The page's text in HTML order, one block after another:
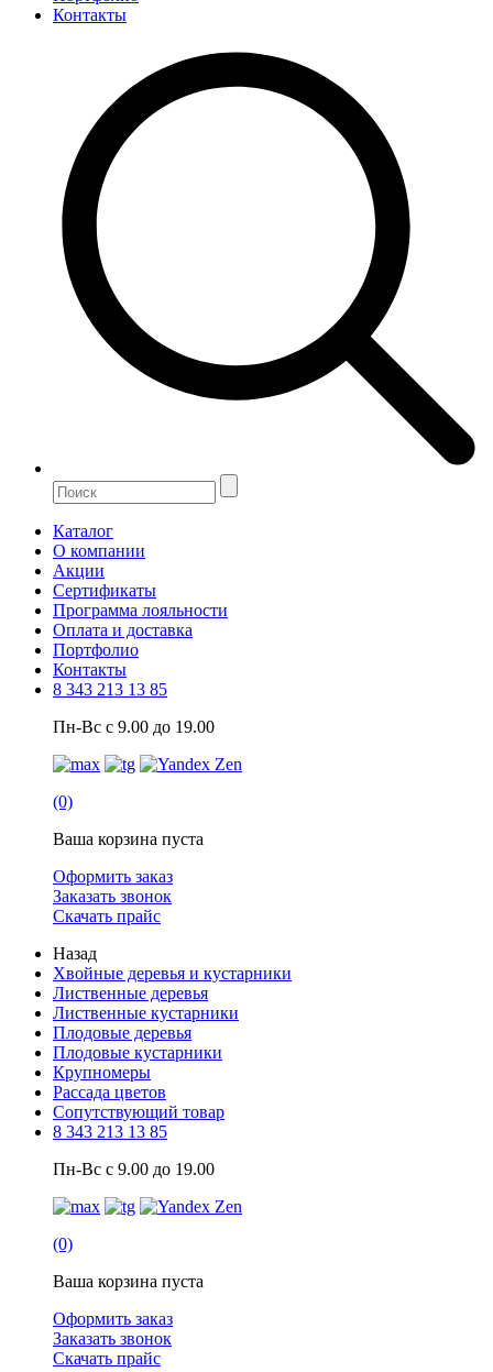
Контакты
Каталог
О компании
Акции
Сертификаты
Программа лояльности
Оплата и доставка
Портфолио
Контакты
8 343 213 13 85
Пн-Вс с 9.00 до 19.00
(0)
Ваша корзина пуста
Оформить заказ
Заказать звонок
Скачать прайс
Назад
Хвойные деревья и кустарники
Лиственные деревья
Лиственные кустарники
Плодовые деревья
Плодовые кустарники
Крупномеры
Рассада цветов
Сопутствующий товар
8 343 213 13 85
Пн-Вс с 9.00 до 19.00
(0)
Ваша корзина пуста
Оформить заказ
Заказать звонок
Скачать прайс